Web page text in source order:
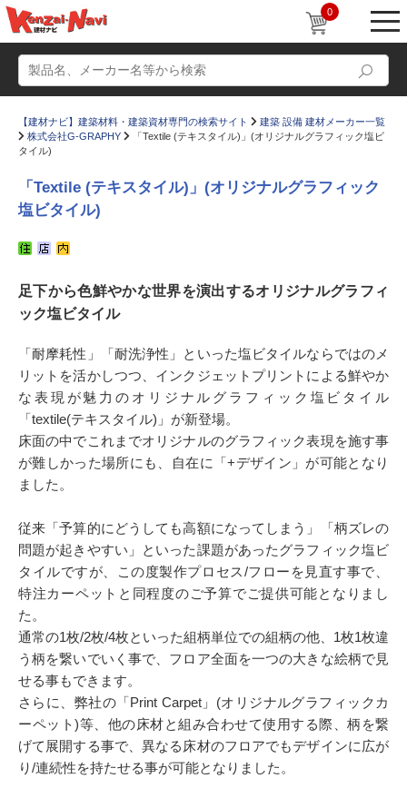
0
すまいリング 設計士インタビュー
Q＆A
お気に入り
【建材ナビ】建築材料・建築資材専門の検索サイト
建築 設備 建材メーカー一覧
株式会社G-GRAPHY
「Textile (テキスタイル)」(オリジナルグラフィック塩ビ
タイル)
「Textile (テキスタイル)」(オリジナルグラフィック
塩ビタイル)
足下から色鮮やかな世界を演出するオリジナルグラフィ
ック塩ビタイル
「耐摩耗性」「耐洗浄性」といった塩ビタイルならではのメ
リットを活かしつつ、インクジェットプリントによる鮮やか
な表現が魅力のオリジナルグラフィック塩ビタイル
「textile(テキスタイル)」が新登場。
床面の中でこれまでオリジナルのグラフィック表現を施す事
が難しかった場所にも、自在に「+デザイン」が可能となり
ました。
従来「予算的にどうしても高額になってしまう」「柄ズレの
問題が起きやすい」といった課題があったグラフィック塩ビ
タイルですが、この度製作プロセス/フローを見直す事で、
特注カーペットと同程度のご予算でご提供可能となりまし
た。
通常の1枚/2枚/4枚といった組柄単位での組柄の他、1枚1枚違
う柄を繋いでいく事で、フロア全面を一つの大きな絵柄で見
せる事もできます。
さらに、弊社の「Print Carpet」(オリジナルグラフィックカ
ーペット)等、他の床材と組み合わせて使用する際、柄を繋
げて展開する事で、異なる床材のフロアでもデザインに広が
り/連続性を持たせる事が可能となりました。